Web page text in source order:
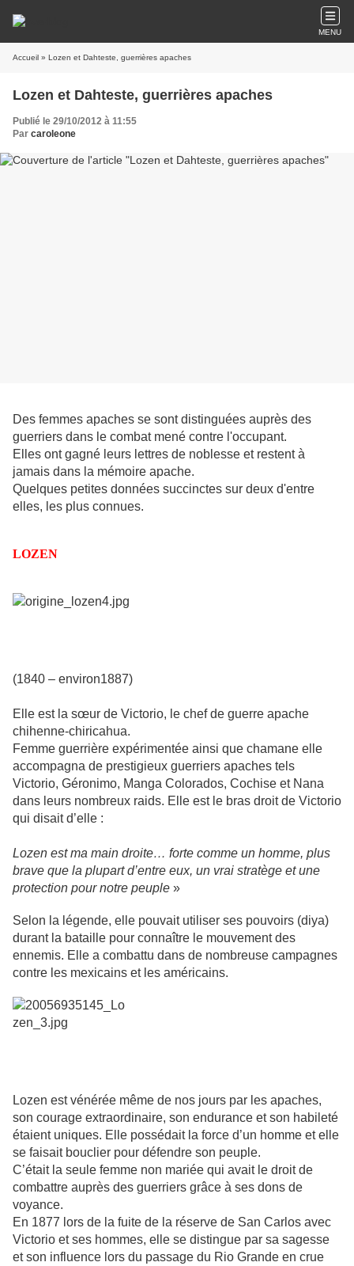
MENU
Accueil » Lozen et Dahteste, guerrières apaches
Lozen et Dahteste, guerrières apaches
Publié le 29/10/2012 à 11:55
Par caroleone
Des femmes apaches se sont distinguées auprès des
guerriers dans le combat mené contre l'occupant.
Elles ont gagné leurs lettres de noblesse et restent à
jamais dans la mémoire apache.
Quelques petites données succinctes sur deux d'entre
elles, les plus connues.
LOZEN
(1840 – environ1887)
Elle est la sœur de Victorio, le chef de guerre apache
chihenne-chiricahua.
Femme guerrière expérimentée ainsi que chamane elle
accompagna de prestigieux guerriers apaches tels
Victorio, Géronimo, Manga Colorados, Cochise et Nana
dans leurs nombreux raids. Elle est le bras droit de Victorio
qui disait d’elle :
Lozen est ma main droite… forte comme un homme, plus
brave que la plupart d’entre eux, un vrai stratège et une
protection pour notre peuple »
Selon la légende, elle pouvait utiliser ses pouvoirs (diya)
durant la bataille pour connaître le mouvement des
ennemis. Elle a combattu dans de nombreuse campagnes
contre les mexicains et les américains.
Lozen est vénérée même de nos jours par les apaches,
son courage extraordinaire, son endurance et son habileté
étaient uniques. Elle possédait la force d’un homme et elle
se faisait bouclier pour défendre son peuple.
C’était la seule femme non mariée qui avait le droit de
combattre auprès des guerriers grâce à ses dons de
voyance.
En 1877 lors de la fuite de la réserve de San Carlos avec
Victorio et ses hommes, elle se distingue par sa sagesse
et son influence lors du passage du Rio Grande en crue